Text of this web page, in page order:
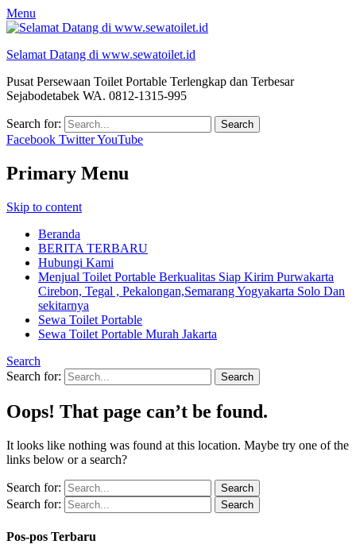
Menu
Selamat Datang di www.sewatoilet.id
Pusat Persewaan Toilet Portable Terlengkap dan Terbesar
Sejabodetabek WA. 0812-1315-995
Search for:
Facebook TwitterYouTube
Primary Menu
Skip to content
Beranda
BERITA TERBARU
Hubungi Kami
Menjual Toilet Portable Berkualitas Siap Kirim Purwakarta
Cirebon, Tegal , Pekalongan,Semarang Yogyakarta Solo Dan
sekitarnya
Sewa Toilet Portable
Sewa Toilet Portable Murah Jakarta
Search
Search for:
Oops! That page can’t be found.
It looks like nothing was found at this location. Maybe try one of the
links below or a search?
Search for:
Search for:
Pos-pos Terbaru